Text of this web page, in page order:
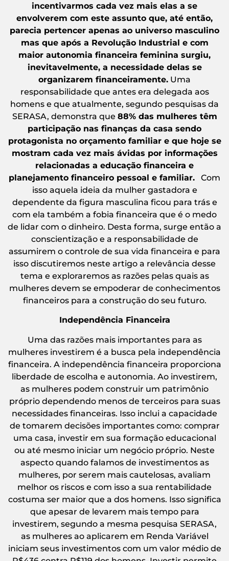
incentivarmos cada vez mais elas a se
envolverem com este assunto que, até então,
parecia pertencer apenas ao universo masculino
mas que após a Revolução Industrial e com
maior autonomia financeira feminina surgiu,
inevitavelmente, a necessidade delas se
organizarem financeiramente. Uma
responsabilidade que antes era delegada aos
homens e que atualmente, segundo pesquisas da
SERASA, demonstra que 88% das mulheres têm
participação nas finanças da casa sendo
protagonista no orçamento familiar e que hoje se
mostram cada vez mais ávidas por informações
relacionadas a educação financeira e
planejamento financeiro pessoal e familiar. Com
isso aquela ideia da mulher gastadora e
dependente da figura masculina ficou para trás e
com ela também a fobia financeira que é o medo
de lidar com o dinheiro. Desta forma, surge então a
conscientização e a responsabilidade de
assumirem o controle de sua vida financeira e para
isso discutiremos neste artigo a relevância desse
tema e exploraremos as razões pelas quais as
mulheres devem se empoderar de conhecimentos
financeiros para a construção do seu futuro.
Independência Financeira
Uma das razões mais importantes para as
mulheres investirem é a busca pela independência
financeira. A independência financeira proporciona
liberdade de escolha e autonomia. Ao investirem,
as mulheres podem construir um patrimônio
próprio dependendo menos de terceiros para suas
necessidades financeiras. Isso inclui a capacidade
de tomarem decisões importantes como: comprar
uma casa, investir em sua formação educacional
ou até mesmo iniciar um negócio próprio. Neste
aspecto quando falamos de investimentos as
mulheres, por serem mais cautelosas, avaliam
melhor os riscos e com isso a sua rentabilidade
costuma ser maior que a dos homens. Isso significa
que apesar de levarem mais tempo para
investirem, segundo a mesma pesquisa SERASA,
as mulheres ao aplicarem em Renda Variável
iniciam seus investimentos com um valor médio de